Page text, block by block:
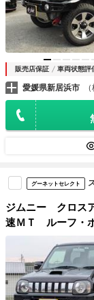
販売店保証 車両状態評
愛媛県新居浜市
グーネットセレクト
ジムニー クロス
速ＭＴ ルーフ・
ＡＣ ＰＳ ＰＷ
レス フォグラン
備付き